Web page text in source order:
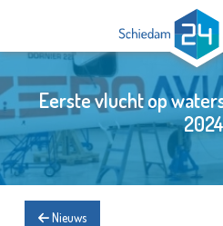
Eerste vlucht op
2024
Nieuws